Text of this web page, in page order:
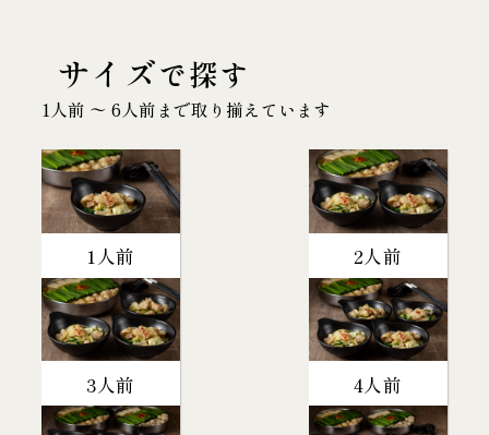
サイズで探す
1人前 〜 6人前まで取り揃えています
1人前 2人前
3人前 4人前